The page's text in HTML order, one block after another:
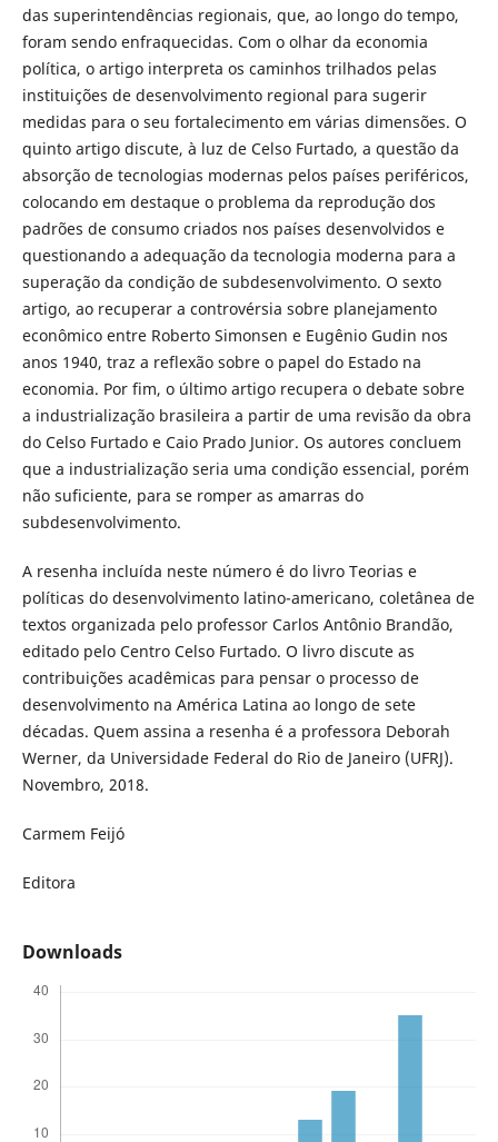
das superintendências regionais, que, ao longo do tempo,
foram sendo enfraquecidas. Com o olhar da economia
política, o artigo interpreta os caminhos trilhados pelas
instituições de desenvolvimento regional para sugerir
medidas para o seu fortalecimento em várias dimensões. O
quinto artigo discute, à luz de Celso Furtado, a questão da
absorção de tecnologias modernas pelos países periféricos,
colocando em destaque o problema da reprodução dos
padrões de consumo criados nos países desenvolvidos e
questionando a adequação da tecnologia moderna para a
superação da condição de subdesenvolvimento. O sexto
artigo, ao recuperar a controvérsia sobre planejamento
econômico entre Roberto Simonsen e Eugênio Gudin nos
anos 1940, traz a reflexão sobre o papel do Estado na
economia. Por fim, o último artigo recupera o debate sobre
a industrialização brasileira a partir de uma revisão da obra
do Celso Furtado e Caio Prado Junior. Os autores concluem
que a industrialização seria uma condição essencial, porém
não suficiente, para se romper as amarras do
subdesenvolvimento.
A resenha incluída neste número é do livro Teorias e
políticas do desenvolvimento latino-americano, coletânea de
textos organizada pelo professor Carlos Antônio Brandão,
editado pelo Centro Celso Furtado. O livro discute as
contribuições acadêmicas para pensar o processo de
desenvolvimento na América Latina ao longo de sete
décadas. Quem assina a resenha é a professora Deborah
Werner, da Universidade Federal do Rio de Janeiro (UFRJ).
Novembro, 2018.
Carmem Feijó
Editora
Downloads